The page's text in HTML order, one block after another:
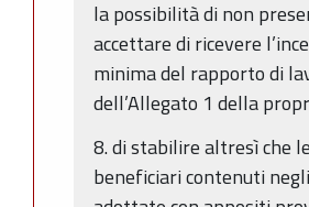
la possibilità di non
accettare di ricevere
minima del rapporto di
dell’Allegato 1 della
8. di stabilire altresì che
beneficiari contenuti